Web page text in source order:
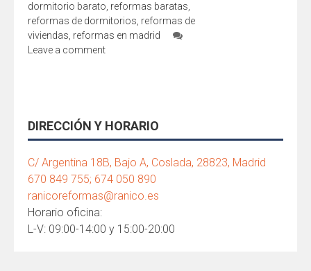
dormitorio barato reformas baratas
reformas de dormitorios reformas de
viviendas reformas en madrid
Leave a comment
DIRECCIÓN Y HORARIO
C/ Argentina 18B, Bajo A, Coslada, 28823, Madrid
670 849 755; 674 050 890
ranicoreformas@ranico.es
Horario oficina:
L-V: 09:00-14:00 y 15:00-20:00